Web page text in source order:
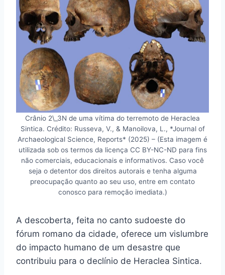
Crânio 2\_3N de uma vítima do terremoto de Heraclea
Sintica. Crédito: Russeva, V., & Manoilova, L., *Journal of
Archaeological Science, Reports* (2025) – (Esta imagem é
utilizada sob os termos da licença CC BY-NC-ND para fins
não comerciais, educacionais e informativos. Caso você
seja o detentor dos direitos autorais e tenha alguma
preocupação quanto ao seu uso, entre em contato
conosco para remoção imediata.)
A descoberta, feita no canto sudoeste do
fórum romano da cidade, oferece um vislumbre
do impacto humano de um desastre que
contribuiu para o declínio de Heraclea Sintica.